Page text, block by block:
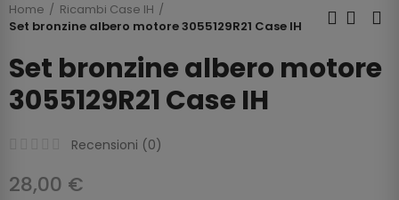
Home
Ricambi Case IH
Set bronzine albero motore 3055129R21 Case IH
Set bronzine albero motore
3055129R21 Case IH
Recensioni (0)
28,00 €